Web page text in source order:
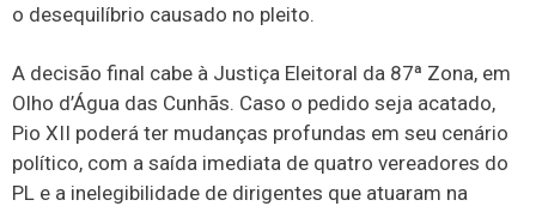
o desequilíbrio causado no pleito.
A decisão final cabe à Justiça Eleitoral da 87ª Zona, em
Olho d’Água das Cunhãs. Caso o pedido seja acatado,
Pio XII poderá ter mudanças profundas em seu cenário
político, com a saída imediata de quatro vereadores do
PL e a inelegibilidade de dirigentes que atuaram na